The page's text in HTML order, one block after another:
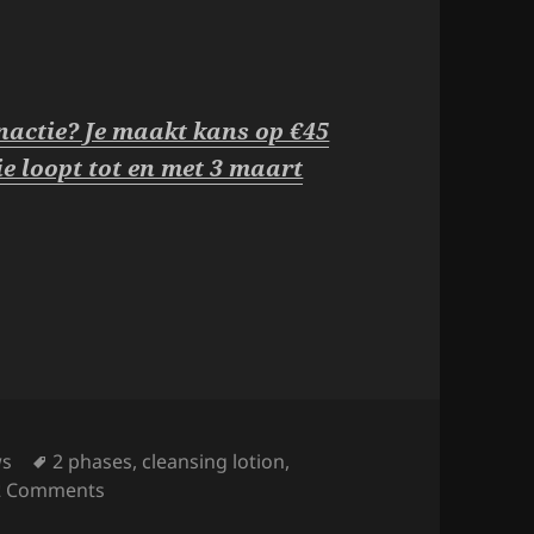
Je maakt kans op €45
loopt tot en met 3 maart
Tags
2 phases, cleansing lotion,
Comments